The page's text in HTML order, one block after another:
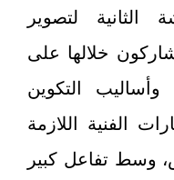
لتصوير
خلالها على
التكوين
الفنية اللازمة
وسط تفاعل كبير